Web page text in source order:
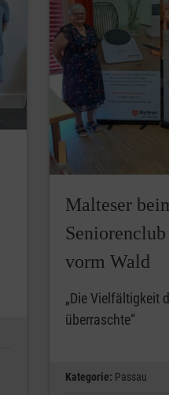
Malteser
vorm Wald
„Die Vielfältigkeit
überraschte“
Kategorie: Passau